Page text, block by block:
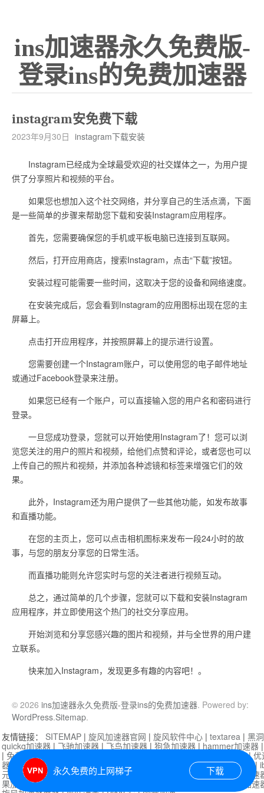
ins加速器永久免费版-
登录ins的免费加速器
instagram安免费下载
2023年9月30日 instagram下载安装
Instagram已经成为全球最受欢迎的社交媒体之一，为用户提
供了分享照片和视频的平台。
如果您也想加入这个社交网络，并分享自己的生活点滴，下面
是一些简单的步骤来帮助您下载和安装Instagram应用程序。
首先，您需要确保您的手机或平板电脑已连接到互联网。
然后，打开应用商店，搜索Instagram，点击“下载”按钮。
安装过程可能需要一些时间，这取决于您的设备和网络速度。
在安装完成后，您会看到Instagram的应用图标出现在您的主
屏幕上。
点击打开应用程序，并按照屏幕上的提示进行设置。
您需要创建一个Instagram账户，可以使用您的电子邮件地址
或通过Facebook登录来注册。
如果您已经有一个账户，可以直接输入您的用户名和密码进行
登录。
一旦您成功登录，您就可以开始使用Instagram了！您可以浏
览您关注的用户的照片和视频，给他们点赞和评论，或者您也可以
上传自己的照片和视频，并添加各种滤镜和标签来增强它们的效
果。
此外，Instagram还为用户提供了一些其他功能，如发布故事
和直播功能。
在您的主页上，您可以点击相机图标来发布一段24小时的故
事，与您的朋友分享您的日常生活。
而直播功能则允许您实时与您的关注者进行视频互动。
总之，通过简单的几个步骤，您就可以下载和安装Instagram
应用程序，并立即使用这个热门的社交分享应用。
开始浏览和分享您感兴趣的图片和视频，并与全世界的用户建
立联系。
快来加入Instagram，发现更多有趣的内容吧！。
© 2026 ins加速器永久免费版-登录ins的免费加速器. Powered by:
WordPress.Sitemap.
永久免费的上网梯子 下载
友情链接： SITEMAP | 旋风加速器官网 | 旋风软件中心 | textarea | 黑
quickq加速器 | 飞驰加速器 | 飞鸟加速器 | 狗急加速器 | hammer加速器
| 免费vqn加速外网 迷雾通|优
器| 快柠檬加速器|黑洞加速 |falemon 快橙加速器|anycast加速器 |
元机场加速器 |一元机场|老王加速器 | 白石山|
小牛加速
果加速器|黑洞加速
芒果加速